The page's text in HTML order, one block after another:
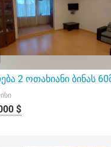
2 ოთახიანი ბინას
$